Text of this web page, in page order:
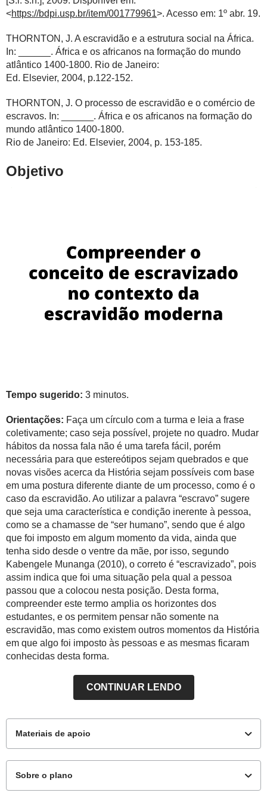
<https://bdpi.usp.br/item/001779961>. Acesso em: 1º abr. 19.
THORNTON, J. A escravidão e a estrutura social na África.
In: ______. África e os africanos na formação do mundo
atlântico 1400-1800. Rio de Janeiro:
Ed. Elsevier, 2004, p.122-152.
THORNTON, J. O processo de escravidão e o comércio de
escravos. In: ______. África e os africanos na formação do
mundo atlântico 1400-1800.
Rio de Janeiro: Ed. Elsevier, 2004, p. 153-185.
Objetivo
Tempo sugerido: 3 minutos.
Orientações: Faça um círculo com a turma e leia a frase
coletivamente; caso seja possível, projete no quadro. Mudar
hábitos da nossa fala não é uma tarefa fácil, porém
necessária para que estereótipos sejam quebrados e que
novas visões acerca da História sejam possíveis com base
em uma postura diferente diante de um processo, como é o
caso da escravidão. Ao utilizar a palavra “escravo” sugere
que seja uma característica e condição inerente à pessoa,
como se a chamasse de “ser humano”, sendo que é algo
que foi imposto em algum momento da vida, ainda que
tenha sido desde o ventre da mãe, por isso, segundo
Kabengele Munanga (2010), o correto é “escravizado”, pois
assim indica que foi uma situação pela qual a pessoa
passou que a colocou nesta posição. Desta forma,
compreender este termo amplia os horizontes dos
estudantes, e os permitem pensar não somente na
escravidão, mas como existem outros momentos da História
em que algo foi imposto às pessoas e as mesmas ficaram
conhecidas desta forma.
CONTINUAR LENDO
Materiais de apoio
Sobre o plano